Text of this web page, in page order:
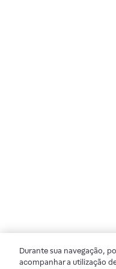
Durante sua navegação,
acompanhar a utilização